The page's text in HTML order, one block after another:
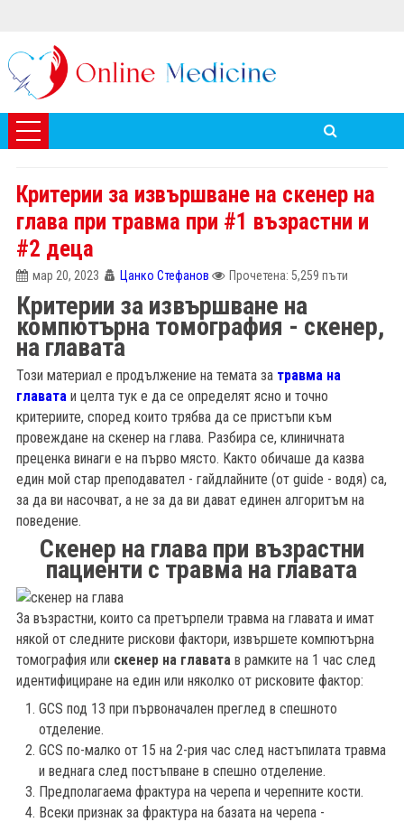
Критерии за извършване на скенер на
глава при травма при #1 възрастни и
#2 деца
мар 20, 2023 Цанко Стефанов Прочетена: 5,259 пъти
Критерии за извършване на
компютърна томография - скенер,
на главата
Този материал е продължение на темата за травма на
главатаи целта тук е да се определят ясно и точно
критериите, според които трябва да се пристъпи към
провеждане на скенер на глава. Разбира се, клиничната
преценка винаги е на първо място. Както обичаше да казва
един мой стар преподавател - гайдлайните (от guide - водя) са,
за да ви насочват, а не за да ви дават единен алгоритъм на
поведение.
Скенер на глава при възрастни
пациенти с травма на главата
За възрастни, които са претърпели травма на главата и имат
някой от следните рискови фактори, извършете компютърна
томография или скенер на главатав рамките на 1 час след
идентифициране на един или няколко от рисковите фактор:
GCS под 13 при първоначален преглед в спешното
отделение.
GCS по-малко от 15 на 2-рия час след настъпилата травма
и веднага след постъпване в спешно отделение.
Предполагаема фрактура на черепа и черепните кости.
Всеки признак за фрактура на базата на черепа -